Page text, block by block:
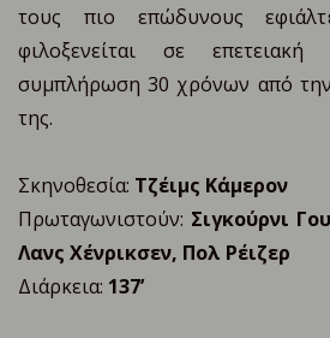
τους πιο επώδυνους
φιλοξενείται σε
συμπλήρωση 30 χρόνων από
της.
Σκηνοθεσία: Τζέιμς Κάμερον
Πρωταγωνιστούν: Σιγκούρνι
Λανς Χένρικσεν, Πολ Ρέιζερ
Διάρκεια: 137’